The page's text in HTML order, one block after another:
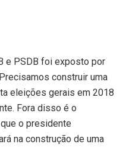
e PSDB foi exposto por
construir uma
eleições gerais em 2018
Fora disso é o
o presidente
na construção de uma